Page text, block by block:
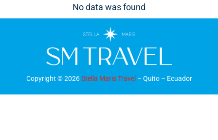
No data was found
Copyright ©2026 Stella Maris Travel – Quito – Ecuador